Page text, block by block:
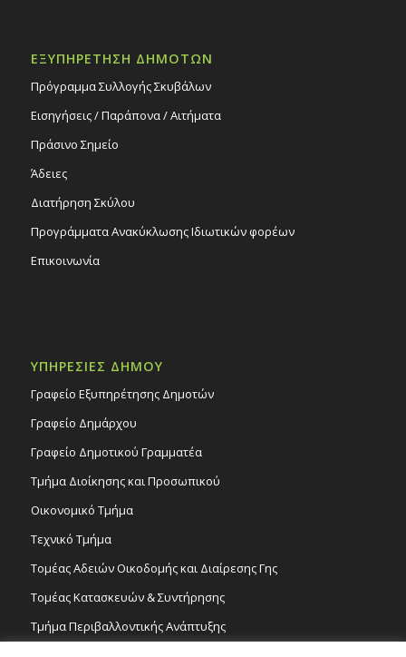
ΕΞΥΠΗΡΕΤΗΣΗ ΔΗΜΟΤΩΝ
Πρόγραμμα Συλλογής Σκυβάλων
Εισηγήσεις / Παράπονα / Αιτήματα
Πράσινο Σημείο
Άδειες
Διατήρηση Σκύλου
Προγράμματα Ανακύκλωσης Ιδιωτικών φορέων
Επικοινωνία
ΥΠΗΡΕΣΙΕΣ ΔΗΜΟΥ
Γραφείο Εξυπηρέτησης Δημοτών
Γραφείο Δημάρχου
Γραφείο Δημοτικού Γραμματέα
Τμήμα Διοίκησης και Προσωπικού
Οικονομικό Τμήμα
Τεχνικό Τμήμα
Τομέας Αδειών Οικοδομής και Διαίρεσης Γης
Τομέας Κατασκευών & Συντήρησης
Τμήμα Περιβαλλοντικής Ανάπτυξης